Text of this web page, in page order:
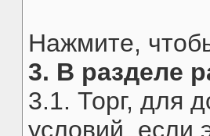
Нажмите,
3. В разделе
3.1. Торг, для
условий, если